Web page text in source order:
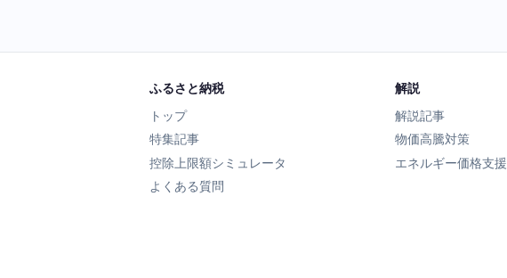
ふるさと納税
トップ
特集記事
控除上限額シミュレータ
よくある質問
解説
解説記事
物価高騰対策
エネルギー価格支援